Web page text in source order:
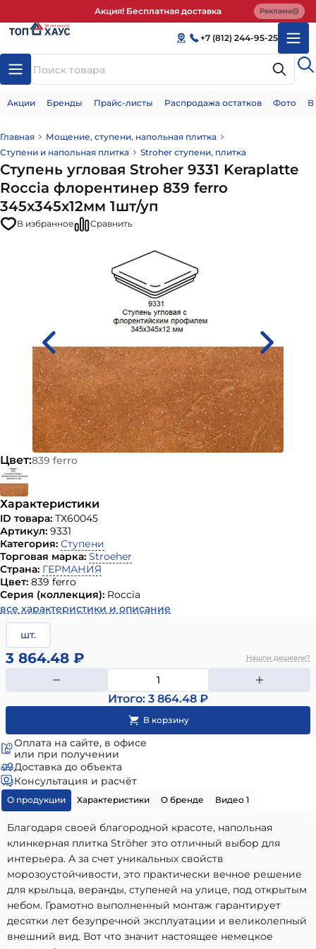
Акция! Бесплатная доставка Реклама
+7 (812) 244-95-25
Акции Бренды Прайс-листы Распродажа остатков Фото
Главная
Мощение, ступени, напольная плитка
Ступени и напольная плитка
Stroher ступени, плитка
Ступень угловая Stroher 9331 Keraplatte
Roccia флорентинер 839 ferro
345x345x12мм 1шт/уп
В избранное Сравнить
Цвет:839 ferro
Характеристики
ID товара: ТХ60045
Артикул: 9331
Категория: Ступени
Торговая марка: Stroeher
Страна: ГЕРМАНИЯ
Цвет: 839 ferro
Серия (коллекция): Roccia
все характеристики и описание
шт.
3 864.48 ₽ Нашли дешевле?
Итого: 3 864.48 ₽
Оплата на сайте, в офисе
или при получении
Доставка до объекта
Консультация и расчёт
О продукции Характеристики О бренде Видео 1
Благодаря своей благородной красоте, напольная
клинкерная плитка Ströher это отличный выбор для
интерьера. А за счет уникальных свойств
морозоустойчивости, это практически вечное решение
для крыльца, веранды, ступеней на улице, под открытым
небом. Грамотно выполненный монтаж гарантирует
десятки лет безупречной эксплуатации и великолепный
внешний вид. Вот что значит настоящее немецкое